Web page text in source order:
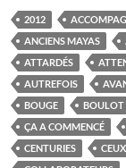
2012
ANCIENS MAYAS
ATTARDÉS
AUTREFOIS
BOUGE
BOULOT
ÇA A COMMENCÉ
CENTURIES
CEUX